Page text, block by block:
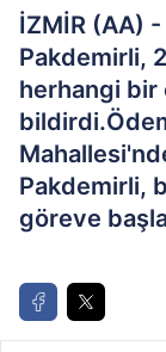
İZMİR (AA) -
Pakdemirli,
herhangi bir
Pakdemirli,
göreve